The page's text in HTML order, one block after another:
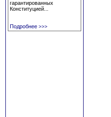
гарантированных
Конституцией...
Подробнее >>>